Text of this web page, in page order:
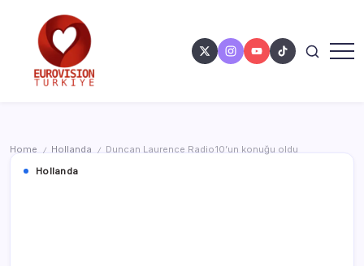
Home / Hollanda /
Duncan Laurence Radio10’un konuğu oldu
Hollanda